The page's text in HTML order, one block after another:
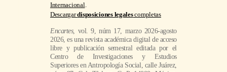
Internacional.
Descargardisposiciones legalescompletas
Encartes, vol. 9, núm 17, marzo 2026-agosto
2026, es una revista académica digital de acceso
libre y publicación semestral editada por el
Centro de Investigaciones y Estudios
Superiores en Antropología Social, calle Juárez,